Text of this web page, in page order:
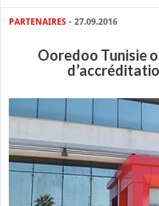
PARTENAIRES - 27.09.2016
Ooredoo Tunisie